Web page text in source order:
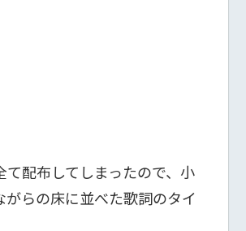
配布してしまったので、小
らの床に並べた歌詞のタイ